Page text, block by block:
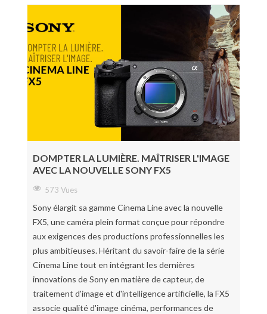
DOMPTER LA LUMIÈRE. MAÎTRISER L'IMAGE
AVEC LA NOUVELLE SONY FX5
573 Vues
Sony élargit sa gamme Cinema Line avec la nouvelle
FX5, une caméra plein format conçue pour répondre
aux exigences des productions professionnelles les
plus ambitieuses. Héritant du savoir-faire de la série
Cinema Line tout en intégrant les dernières
innovations de Sony en matière de capteur, de
traitement d'image et d'intelligence artificielle, la FX5
associe qualité d'image cinéma, performances de